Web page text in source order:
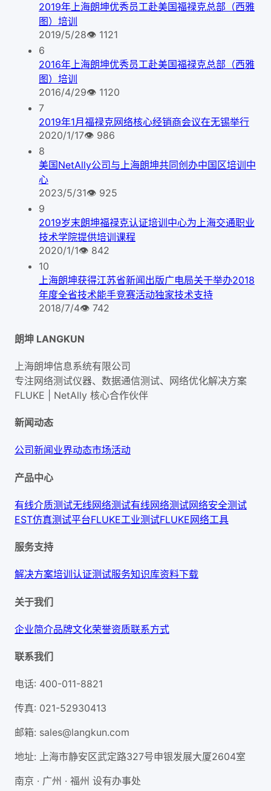
2019年上海朗坤优秀员工赴美国福禄克总部（西雅
图）培训
2019/5/28👁 1121
6
2016年上海朗坤优秀员工赴美国福禄克总部（西雅
图）培训
2016/4/29👁 1120
7
2019年1月福禄克网络核心经销商会议在无锡举行
2020/1/17👁 986
8
美国NetAlly公司与上海朗坤共同创办中国区培训中
心
2023/5/31👁 925
9
2019岁末朗坤福禄克认证培训中心为上海交通职业
技术学院提供培训课程
2020/1/1👁 842
10
上海朗坤获得江苏省新闻出版广电局关于举办2018
年度全省技术能手竞赛活动独家技术支持
2018/7/4👁 742
朗坤 LANGKUN
上海朗坤信息系统有限公司
专注网络测试仪器、数据通信测试、网络优化解决方案
FLUKE | NetAlly 核心合作伙伴
新闻动态
公司新闻业界动态市场活动
产品中心
有线介质测试无线网络测试有线网络测试网络安全测试
EST仿真测试平台FLUKE工业测试FLUKE网络工具
服务支持
解决方案培训认证测试服务知识库资料下载
关于我们
企业简介品牌文化荣誉资质联系方式
联系我们
电话: 400-011-8821
传真: 021-52930413
邮箱: sales@langkun.com
地址: 上海市静安区武定路327号申银发展大厦2604室
南京 · 广州 · 福州 设有办事处